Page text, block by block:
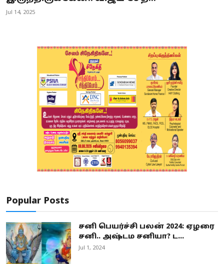
Jul 14, 2025
Popular Posts
சனி பெயர்ச்சி பலன் 2024: ஏழரை
சனி.. அஷ்டம சனியா? ட...
Jul 1, 2024